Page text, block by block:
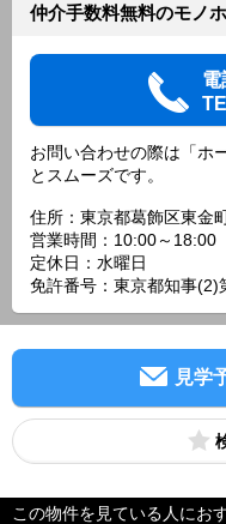
仲介手数料無料のモノ
電
お問い合わせの際は「ホ
とスムーズです。
住所：東京都葛飾区東金
営業時間：10:00～18:00
定休日：水曜日
免許番号：東京都知事(2)
見学
この物件を見ている人にお